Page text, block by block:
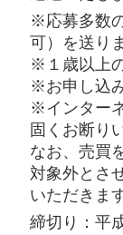
※応募多数
可）を送り
※１歳以上
※お申し込
※インター
固くお断り
なお、売買
対象外とさ
いただきま
締切り：平